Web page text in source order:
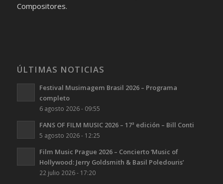
Compositores.
ÚLTIMAS NOTICIAS
Festival Musimagem Brasil 2026 – Programa
completo
6 agosto 2026 - 09:55
FANS OF FILM MUSIC 2026 – 17ª edición – Bill Conti
5 agosto 2026 - 12:25
Film Music Prague 2026 – Concierto ‘Music of
Hollywood: Jerry Goldsmith & Basil Poledouris’
22 julio 2026 - 17:20